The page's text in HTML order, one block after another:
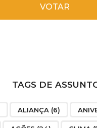
VOTAR
TAGS DE
ALIANÇA (6)